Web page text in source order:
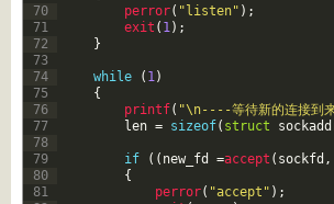
70
71
72
73
74
75
76
77
78
79
80
81
perror( "listen" ) ;
exit ( 1) ;
}
while ( 1)
{
printf( "\n----等待新的连接到
len = sizeof( struct
if ( ( new_fd =accept ( sockfd ,
{
perror( "accept" ) ;